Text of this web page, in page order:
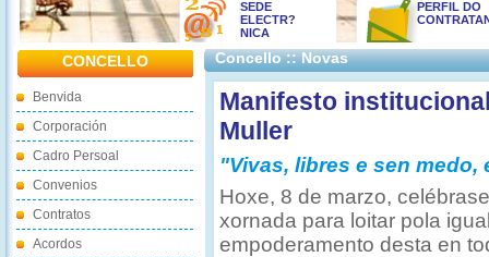
SEDE
ELECTR?
NICA
PERFIL DO
CONCELLO
Benvida
Corporación
Cadro Persoal
Convenios
Contratos
Acordos
Concello :: Novas
Manifesto
Muller
"Vivas, libres e sen
Hoxe, 8 de marzo,
xornada para loitar pola
empoderamento desta en